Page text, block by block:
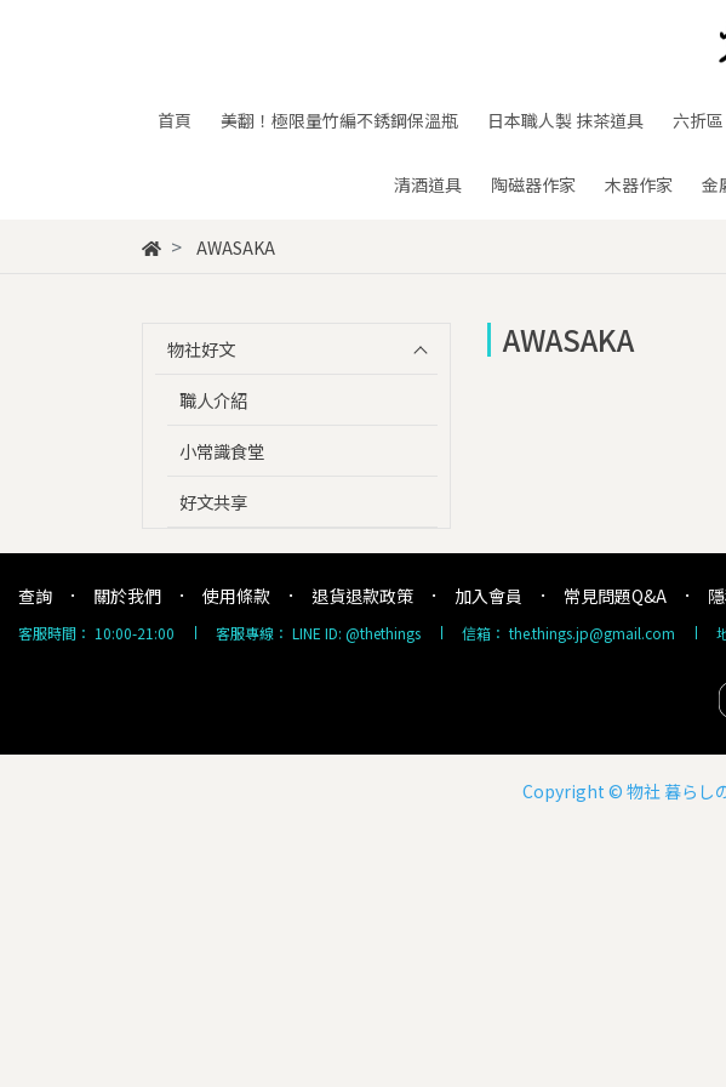
首頁 美翻！極限量竹編不銹鋼保溫瓶 日本職人製 抹茶道具 六折
清酒道具 陶磁器作家 木器作家 金
AWASAKA
物社好文
職人介紹
小常識食堂
好文共享
AWASAKA
查詢 關於我們 使用條款 退貨退款政策 加入會員 常見問題Q&A
客服時間： 10:00-21:00 客服專線： LINE ID: @thethings 信箱： the.things.jp@gmail.com
Copyright © 物社 暮らし